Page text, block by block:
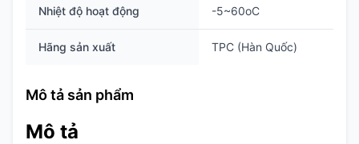
Nhiệt độ hoạt động -5~60oC
Hãng sản xuất TPC (Hàn Quốc)
Mô tả sản phẩm
Mô tả